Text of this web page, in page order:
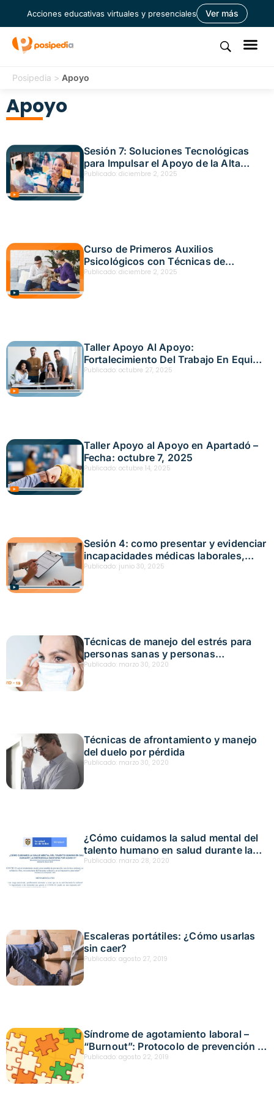
Acciones educativas virtuales y presenciales Ver más
Posipedia > Apoyo
Apoyo
Sesión 7: Soluciones Tecnológicas
para Impulsar el Apoyo de la Alta
Dirección al SG-SST – Fecha:
Publicado: diciembre 2, 2025
Curso de Primeros Auxilios
Psicológicos con Técnicas de
Intervención en Crisis en Medellín –
Publicado: diciembre 2, 2025
Taller Apoyo Al Apoyo:
Fortalecimiento Del Trabajo En Equipo
En Quibdó – Fecha: octubre 21, 2025
Publicado: octubre 27, 2025
Taller Apoyo al Apoyo en Apartadó –
Fecha: octubre 7, 2025
Publicado: octubre 14, 2025
Sesión 4: como presentar y evidenciar
incapacidades médicas laborales,
ejemplos para el sector comercio
Publicado: junio 30, 2025
Técnicas de manejo del estrés para
personas sanas y personas
contagiadas
Publicado: marzo 30, 2020
Técnicas de afrontamiento y manejo
del duelo por pérdida
Publicado: marzo 30, 2020
¿Cómo cuidamos la salud mental del
talento humano en salud durante la
emergencia sanitaria por covid-19?
Publicado: marzo 28, 2020
Escaleras portátiles: ¿Cómo usarlas
sin caer?
Publicado: agosto 27, 2019
Síndrome de agotamiento laboral –
“Burnout”: Protocolo de prevención y
actuación
Publicado: agosto 22, 2019